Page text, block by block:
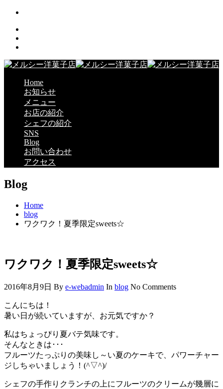
Home
お知らせ
メニュー
お店の紹介
シェフの紹介
SNS
Blog
お問い合わせ
アクセス
Blog
Home
blog
ワクワク！夏季限定sweets☆
ワクワク！夏季限定sweets☆
2016年8月9日 By e-webadmin In blog No Comments
こんにちは！
暑い日が続いていますが、お元気ですか？
私はちょっぴり夏バテ気味です。
そんなときは･･･
フルーツたっぷりの美味し～い夏のケーキで、パワーチャー
ジしちゃいましょう！(^▽^)/
シェフの手作りクランチの上にフルーツのクリームが幾層に